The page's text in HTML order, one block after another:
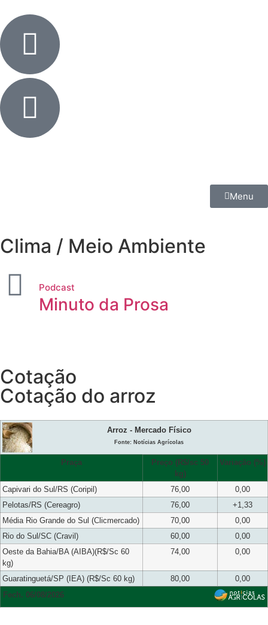
Menu
Clima / Meio Ambiente
Podcast
Minuto da Prosa
Cotação
Cotação do arroz
Arroz - Mercado Físico
Fonte: Notícias Agrícolas
Praça
Preço (R$/sc 50
kg)
Variação (%)
Capivari do Sul/RS (Coripil) 76,00
0,00
Pelotas/RS (Cereagro)
76,00
+1,33
Média Rio Grande do Sul (Clicmercado)
70,00
0,00
Rio do Sul/SC (Cravil)
60,00
0,00
Oeste da Bahia/BA (AIBA)(R$/Sc 60
kg)
74,00 0,00
Guaratinguetá/SP (IEA) (R$/Sc 60 kg) 80,00
0,00
Fech. 06/08/2026